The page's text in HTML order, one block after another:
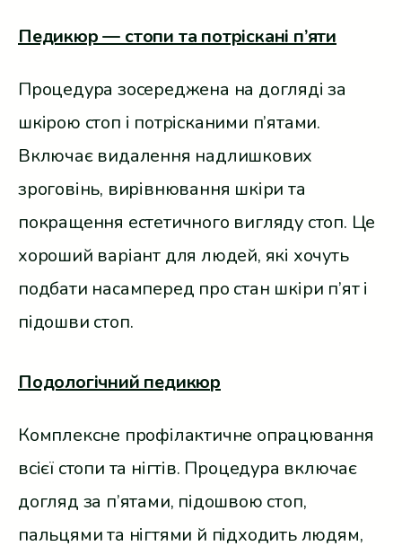
Педикюр — стопи та потріскані п’яти
Процедура зосереджена на догляді за
шкірою стоп і потрісканими п’ятами.
Включає видалення надлишкових
зроговінь, вирівнювання шкіри та
покращення естетичного вигляду стоп. Це
хороший варіант для людей, які хочуть
подбати насамперед про стан шкіри п’ят і
підошви стоп.
Подологічний педикюр
Комплексне профілактичне опрацювання
всієї стопи та нігтів. Процедура включає
догляд за п’ятами, підошвою стоп,
пальцями та нігтями й підходить людям,